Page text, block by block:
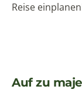
Reise
Auf zu